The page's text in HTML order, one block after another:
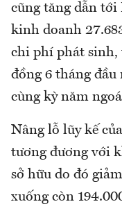
cũng tăng dẫn
kinh doanh
chi phí phát sinh,
đồng 6 tháng đầu
cùng kỳ năm
Nâng lỗ lũy kế
tương đương với
sở hữu do đó
xuống còn